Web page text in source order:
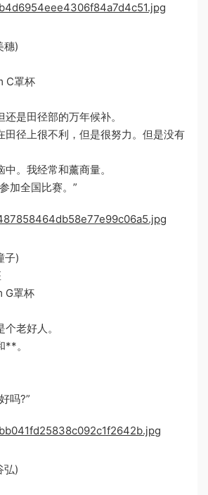
穗)
C罩杯
是田径部的万年候补。
田径上很不利，但是很努力。但是没有
。我经常和薰商量。
加全国比赛。”
子)
G罩杯
老好人。
**。
吗?”
弘)